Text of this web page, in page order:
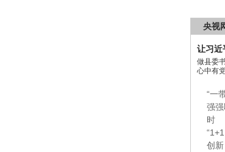
央视
让习近
做县委
心中有
“一
强
时
创